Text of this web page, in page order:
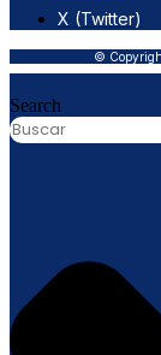
X (Twitter)
©
Search